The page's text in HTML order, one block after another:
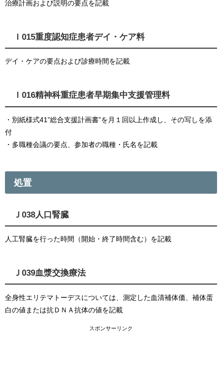
治療計画および説明の要点を記載
Ｉ015重度認知症患者デイ・ケア料
デイ・ケアの要点および診療時間を記載
Ｉ016精神科重症患者早期集中支援管理料
・別紙様式41”総合支援計画書”を月１回以上作成し、その写しを添
付
・多職種会議の要点、参加者の職種・氏名を記載
処置
Ｊ038人口腎臓
人工腎臓を行った時間（開始・終了時間含む）を記載
Ｊ039血漿交換療法
全身性エリテマトーデスについては、測定した血清補体価、補体蛋
白の値または抗ＤＮＡ抗体の値を記載
スポンサーリンク